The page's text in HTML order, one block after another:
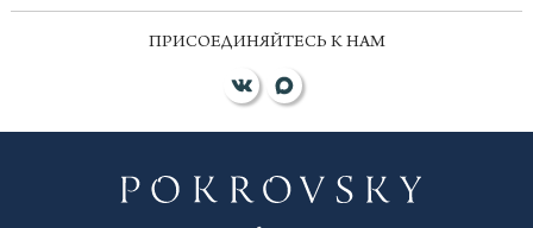
ПРИСОЕДИНЯЙТЕСЬ К НАМ